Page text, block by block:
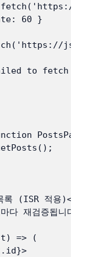
60 }
to fetch
PostsPage()
(ISR 적용)</h1>
다 재검증됩니다.
=> (